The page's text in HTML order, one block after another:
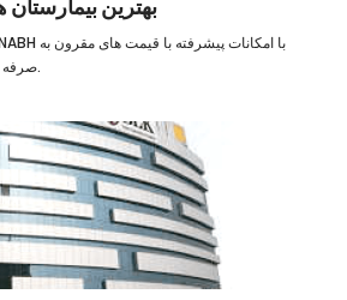
بهترین بیمارستان
صرفه همراه با بهترین کادر پزشکی.